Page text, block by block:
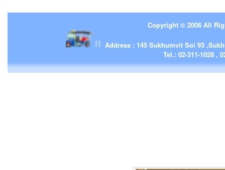
Copyright © 2006 All
| | |
Address : 145 Sukhumvit Soi 93
Tel.: 02-311-1028 ,